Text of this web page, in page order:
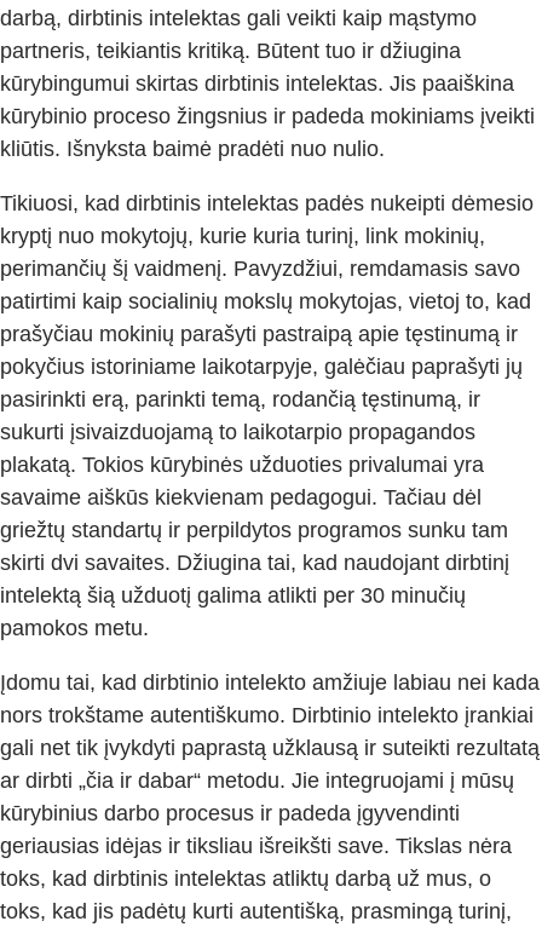
darbą, dirbtinis intelektas gali veikti kaip mąstymo
partneris, teikiantis kritiką. Būtent tuo ir džiugina
kūrybingumui skirtas dirbtinis intelektas. Jis paaiškina
kūrybinio proceso žingsnius ir padeda mokiniams įveikti
kliūtis. Išnyksta baimė pradėti nuo nulio.
Tikiuosi, kad dirbtinis intelektas padės nukeipti dėmesio
kryptį nuo mokytojų, kurie kuria turinį, link mokinių,
perimančių šį vaidmenį. Pavyzdžiui, remdamasis savo
patirtimi kaip socialinių mokslų mokytojas, vietoj to, kad
prašyčiau mokinių parašyti pastraipą apie tęstinumą ir
pokyčius istoriniame laikotarpyje, galėčiau paprašyti jų
pasirinkti erą, parinkti temą, rodančią tęstinumą, ir
sukurti įsivaizduojamą to laikotarpio propagandos
plakatą. Tokios kūrybinės užduoties privalumai yra
savaime aiškūs kiekvienam pedagogui. Tačiau dėl
griežtų standartų ir perpildytos programos sunku tam
skirti dvi savaites. Džiugina tai, kad naudojant dirbtinį
intelektą šią užduotį galima atlikti per 30 minučių
pamokos metu.
Įdomu tai, kad dirbtinio intelekto amžiuje labiau nei kada
nors trokštame autentiškumo. Dirbtinio intelekto įrankiai
gali net tik įvykdyti paprastą užklausą ir suteikti rezultatą
ar dirbti „čia ir dabar“ metodu. Jie integruojami į mūsų
kūrybinius darbo procesus ir padeda įgyvendinti
geriausias idėjas ir tiksliau išreikšti save. Tikslas nėra
toks, kad dirbtinis intelektas atliktų darbą už mus, o
toks, kad jis padėtų kurti autentišką, prasmingą turinį,